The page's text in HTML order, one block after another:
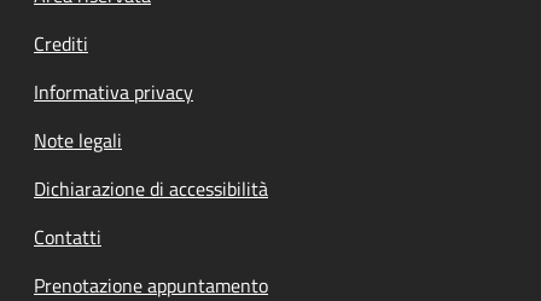
Crediti
Informativa privacy
Note legali
Dichiarazione di accessibilità
Contatti
Prenotazione appuntamento